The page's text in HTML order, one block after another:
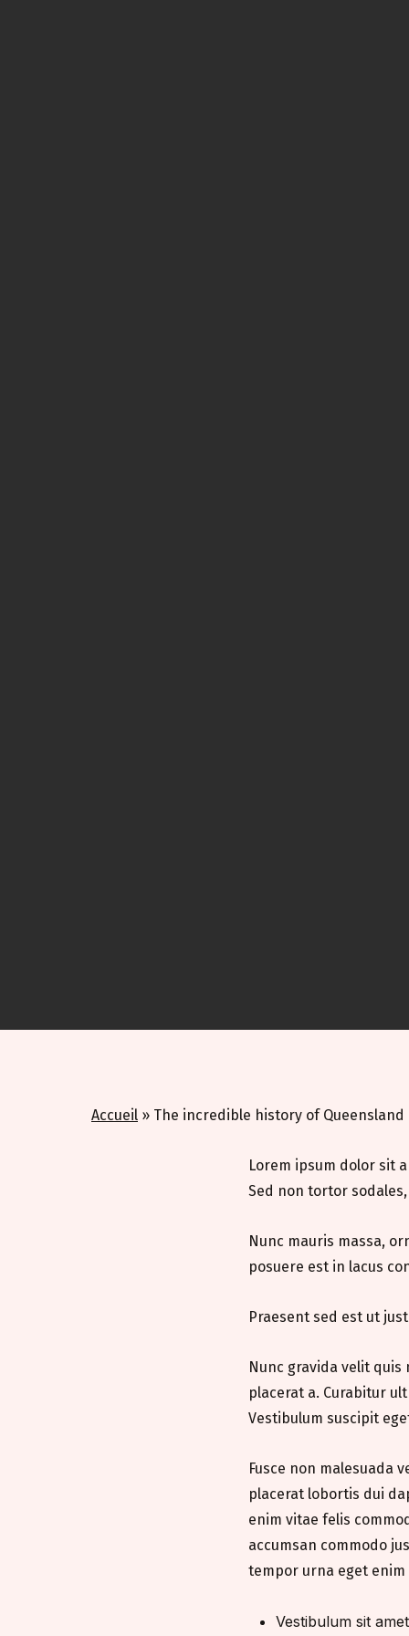
Accueil » The incredible history of Queensland
Lorem ipsum dolor sit
Sed non tortor
Nunc mauris massa,
posuere est in lacus
Praesent sed est ut
Nunc gravida velit
placerat a. Curabitur
Vestibulum suscipit
Fusce non malesuada
placerat lobortis dui
enim vitae felis
accumsan commodo
tempor urna eget
Vestibulum sit amet